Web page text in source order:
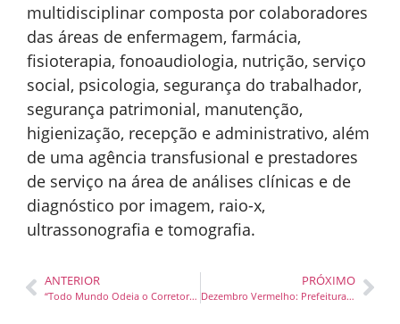
multidisciplinar composta por colaboradores
das áreas de enfermagem, farmácia,
fisioterapia, fonoaudiologia, nutrição, serviço
social, psicologia, segurança do trabalhador,
segurança patrimonial, manutenção,
higienização, recepção e administrativo, além
de uma agência transfusional e prestadores
de serviço na área de análises clínicas e de
diagnóstico por imagem, raio-x,
ultrassonografia e tomografia.
ANTERIOR
“Todo Mundo Odeia o Corretor”: série inédita de humor sobre mercado imobiliário brasileiro estreia nas mídias digitais
PRÓXIMO
Dezembro Vermelho: Prefeitura de Penha promove atividades e ações de prevenção ao HIV/Aids e Infecções Sexualmente Transmissíveis